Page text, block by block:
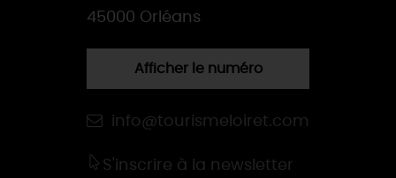
45000 Orléans
Afficher le numéro
info@tourismeloiret.com
S'inscrire à la newsletter